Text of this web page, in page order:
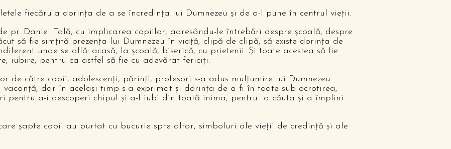
fiecăruia dorinţa de a se încredinţa lui Dumnezeu şi de a-l pune în centrul vieţii.
pr. Daniel Tală, cu implicarea copiilor, adresându-le întrebări despre şcoală, despre
să fie simţită prezenţa lui Dumnezeu în viaţă, clipă de clipă, să existe dorinţa de
unde se află: acasă, la şcoală, biserică, cu prietenii. Şi toate acestea să fie
iubire, pentru ca astfel să fie cu adevărat fericiţi.
de către copii, adolescenţi, părinţi, profesori s-a adus mulţumire lui Dumnezeu
vacanţă, dar în acelaşi timp s-a exprimat şi dorinţa de a fi în toate sub ocrotirea,
pentru a-i descoperi chipul şi a-l iubi din toată inima, pentru a căuta şi a împlini
şapte copii au purtat cu bucurie spre altar, simboluri ale vieţii de credinţă şi ale